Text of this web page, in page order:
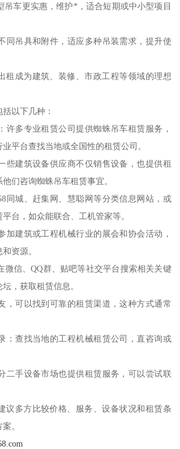
吊车更实惠，维护*，适合短期或中小型项目
同吊具和附件，适应多种吊装需求，提升使
租成为建筑、装修、市政工程等领域的理想
以下几种：
许多专业租赁公司提供蜘蛛吊车租赁服务，
平台查找当地或全国性的租赁公司。
些建筑设备供应商不仅销售设备，也提供租
们咨询蜘蛛吊车租赁事宜。
同城、赶集网、慧聪网等分类信息网站，或
台，如众能联合、工机管家等。
加建筑或工程机械行业的展会和协会活动，
资源。
微信、QQ群、贴吧等社交平台搜索相关关键
，获取租赁信息。
，可以找到可靠的租赁渠道，这种方式通常
：查找当地的工程机械租赁公司，直咨询或
二手设备市场也提供租赁服务，可以尝试联
议多方比较价格、服务、设备状况和租赁条
。